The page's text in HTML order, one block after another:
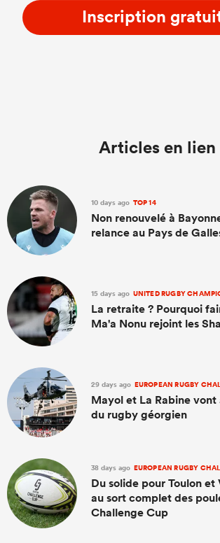
Inscription
Articles en lien
10 days ago TOP 14
Non renouvelé à
relance au Pays de
15 days ago UNITED RUGBY
La retraite ? Pourquoi
Ma'a Nonu rejoint les
29 days ago EUROPEAN RUGBY
Mayol et La Rabine
du rugby géorgien
38 days ago EUROPEAN RUGBY
Du solide pour Toulon et
au sort complet des
Challenge Cup